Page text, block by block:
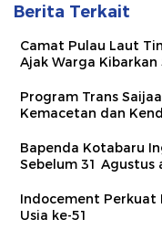
Berita Terkait
Camat Pulau Laut
Ajak Warga
Program Trans
Kemacetan dan
Bapenda Kotabaru
Sebelum 31
Indocement Perkuat
Usia ke-51